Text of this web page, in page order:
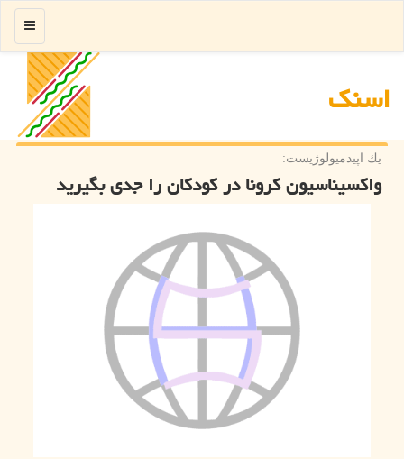
اسنك
منو
یك اپیدمیولوژیست:
واکسیناسیون کرونا در کودکان را جدی بگیرید